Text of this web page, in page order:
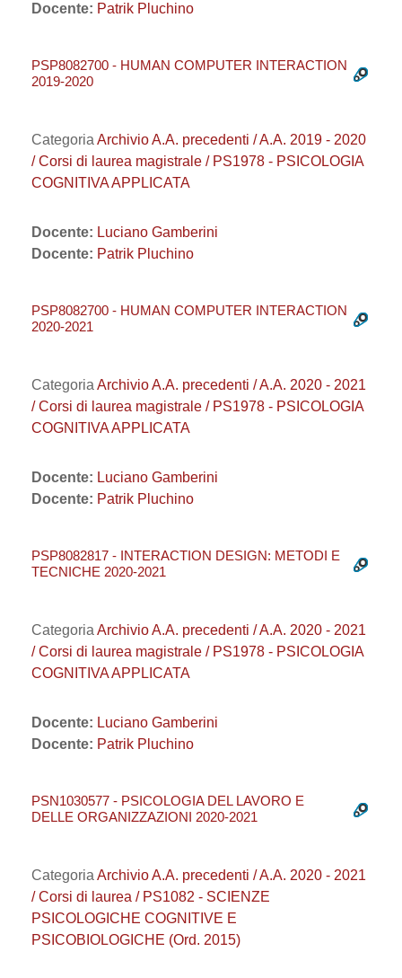
Docente: Patrik Pluchino
PSP8082700 - HUMAN COMPUTER INTERACTION
2019-2020
Categoria Archivio A.A. precedenti / A.A. 2019 - 2020
/ Corsi di laurea magistrale / PS1978 - PSICOLOGIA
COGNITIVA APPLICATA
Docente: Luciano Gamberini
Docente: Patrik Pluchino
PSP8082700 - HUMAN COMPUTER INTERACTION
2020-2021
Categoria Archivio A.A. precedenti / A.A. 2020 - 2021
/ Corsi di laurea magistrale / PS1978 - PSICOLOGIA
COGNITIVA APPLICATA
Docente: Luciano Gamberini
Docente: Patrik Pluchino
PSP8082817 - INTERACTION DESIGN: METODI E
TECNICHE 2020-2021
Categoria Archivio A.A. precedenti / A.A. 2020 - 2021
/ Corsi di laurea magistrale / PS1978 - PSICOLOGIA
COGNITIVA APPLICATA
Docente: Luciano Gamberini
Docente: Patrik Pluchino
PSN1030577 - PSICOLOGIA DEL LAVORO E
DELLE ORGANIZZAZIONI 2020-2021
Categoria Archivio A.A. precedenti / A.A. 2020 - 2021
/ Corsi di laurea / PS1082 - SCIENZE
PSICOLOGICHE COGNITIVE E
PSICOBIOLOGICHE (Ord. 2015)